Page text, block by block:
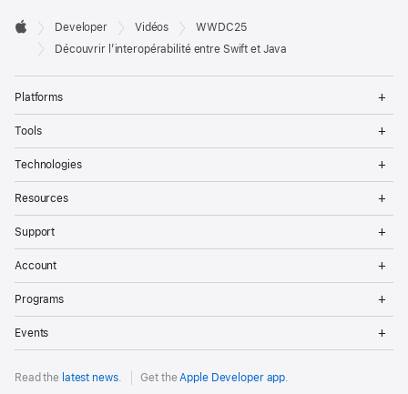
Developer
Footer

Apple
Developer Vidéos
WWDC25
Découvrir l’interopérabilité entre Swift et Java
Platforms
Tools
Technologies
Resources
Support
Account
Programs
Events
Read the latest news. Get theApple Developer app.